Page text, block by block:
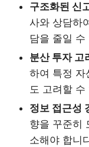
구조화된 신
사와 상담하
담을 줄일 수
분산 투자 고
하여 특정 자
도 고려할 수
정보 접근성
향을 꾸준히
소해야 합니